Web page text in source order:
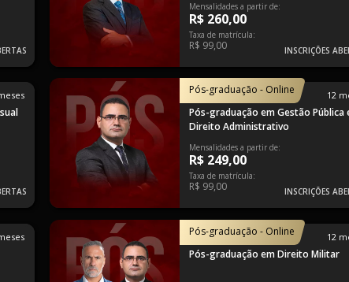
Mensalidades a partir de:
R$ 260,00
Taxa de matrícula:
R$ 99,00 INSCRIÇÕES
Pós-graduação - Online 12
Pós-graduação em Gestão Pública
Direito Administrativo
Mensalidades a partir de:
R$ 249,00
Taxa de matrícula:
R$ 99,00 INSCRIÇÕES
Pós-graduação - Online 12
Pós-graduação em Direito Militar